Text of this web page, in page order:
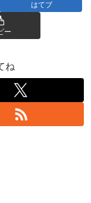
はてブ
ー
ね